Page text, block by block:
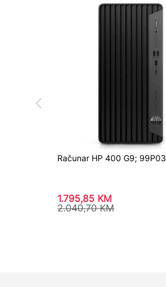
Računar HP 400 G9;
1.795,85 KM
2.040,70KM